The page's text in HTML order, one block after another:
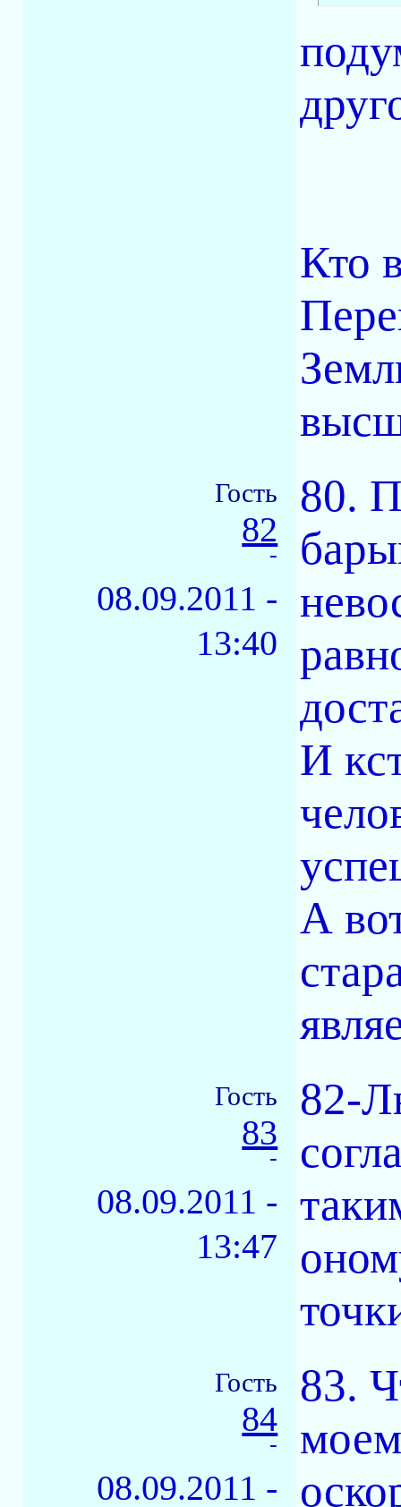
Кто
Гость
82
-
08.09.2011 -
13:40
80.
И
А
Гость
83
-
08.09.2011 -
13:47
82-
Гость
84
-
08.09.2011 -
83.